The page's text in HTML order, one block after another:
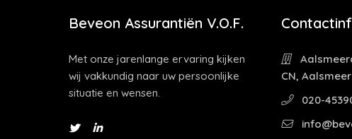
Beveon Assurantiën V.O.F.
Met onze jarenlange ervaring kijken
wij vakkundig naar uw persoonlijke
situatie en wensen.
CN, Aalsmeer
020-